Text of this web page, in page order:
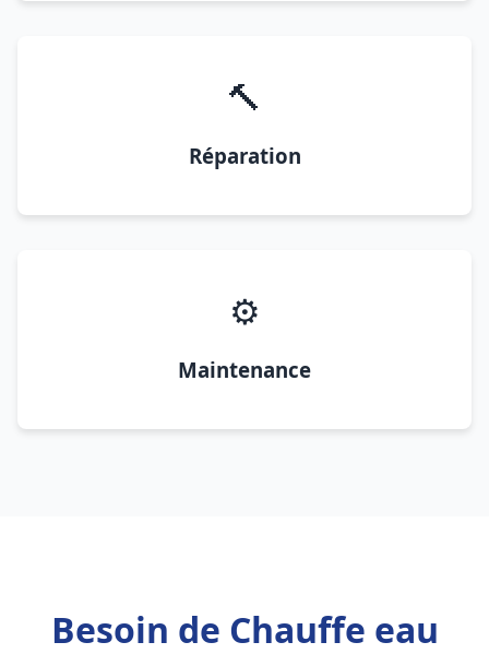
🔨
Réparation
⚙️
Maintenance
Besoin de Chauffe eau